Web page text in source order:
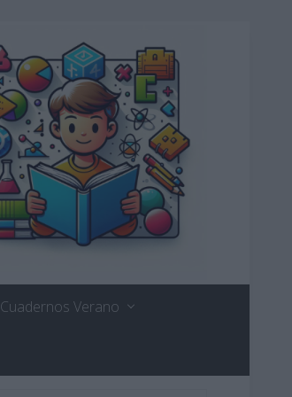
Cuadernos Verano